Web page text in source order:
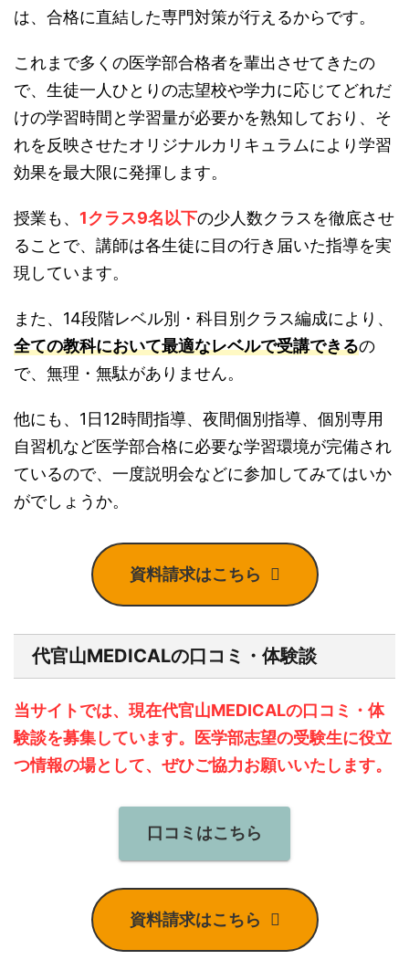
は、合格に直結した専門対策が行えるからです。
これまで多くの医学部合格者を輩出させてきたの
で、生徒一人ひとりの志望校や学力に応じてどれだ
けの学習時間と学習量が必要かを熟知しており、そ
れを反映させたオリジナルカリキュラムにより学習
効果を最大限に発揮します。
授業も、 1クラス9名以下の少人数クラスを徹底させ
ることで、講師は各生徒に目の行き届いた指導を実
現しています。
また、14段階レベル別・科目別クラス編成により、
全ての教科において最適なレベルで受講できるの
で、無理・無駄がありません。
他にも、1日12時間指導、夜間個別指導、個別専用
自習机など医学部合格に必要な学習環境が完備され
ているので、一度説明会などに参加してみてはいか
がでしょうか。
資料請求はこちら
代官山MEDICALの口コミ・体験談
当サイトでは、現在代官山MEDICALの口コミ・体
験談を募集しています。医学部志望の受験生に役立
つ情報の場として、ぜひご協力お願いいたします。
口コミはこちら
資料請求はこちら